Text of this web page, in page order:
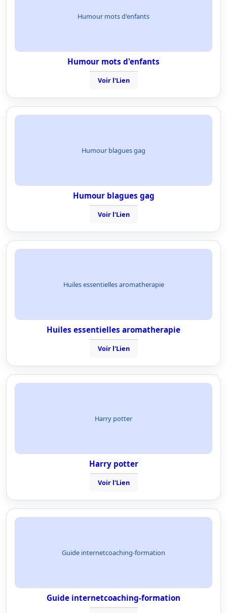
Humour mots d'enfants
Humour mots d'enfants
Voir l'Lien
Humour blagues gag
Humour blagues gag
Voir l'Lien
Huiles essentielles aromatherapie
Huiles essentielles aromatherapie
Voir l'Lien
Harry potter
Harry potter
Voir l'Lien
Guide internetcoaching-formation
Guide internetcoaching-formation